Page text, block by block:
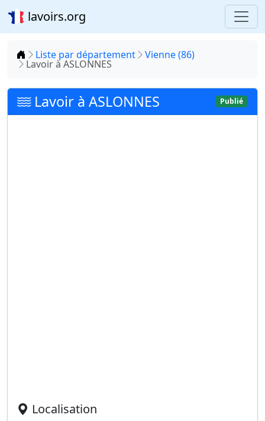
lavoirs.org
Accueil
Liste par département Vienne (86)
Lavoir à ASLONNES
Lavoir à ASLONNES Publié
Localisation